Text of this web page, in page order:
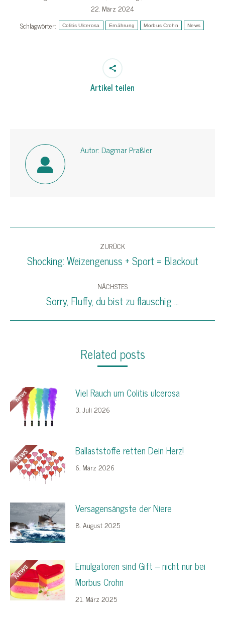
22. März 2024
Schlagwörter:
Colitis Ulcerosa Ernährung Morbus Crohn News
Artikel teilen
Autor:Dagmar Praßler
Kommentarnavigation
ZURÜCK
Vorheriger
Shocking: Weizengenuss + Sport = Blackout
NÄCHSTES
Nächster
Beitrag:
Sorry, Fluffy, du bist zu flauschig …
Related posts
Viel Rauch um Colitis ulcerosa
3. Juli 2026
Ballaststoffe retten Dein Herz!
6. März 2026
Versagensängste der Niere
8. August 2025
Emulgatoren sind Gift – nicht nur bei
Morbus Crohn
21. März 2025